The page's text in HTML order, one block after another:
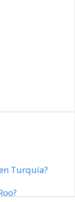
Turquía?